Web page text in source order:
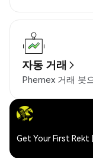
자동 거래
Phemex 거래 봇
Get Your First Rekt